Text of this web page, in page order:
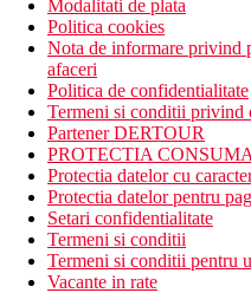
Modalitati de plata
Politica cookies
Nota de informare privind
afaceri
Politica de confidentialitate
Termeni si conditii privind
Partener DERTOUR
PROTECTIA
Protectia datelor cu
Protectia datelor pentru
Setari confidentialitate
Termeni si conditii
Termeni si conditii pentru
Vacante in rate